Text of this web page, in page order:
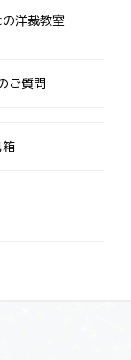
洋裁教室
ご質問
箱